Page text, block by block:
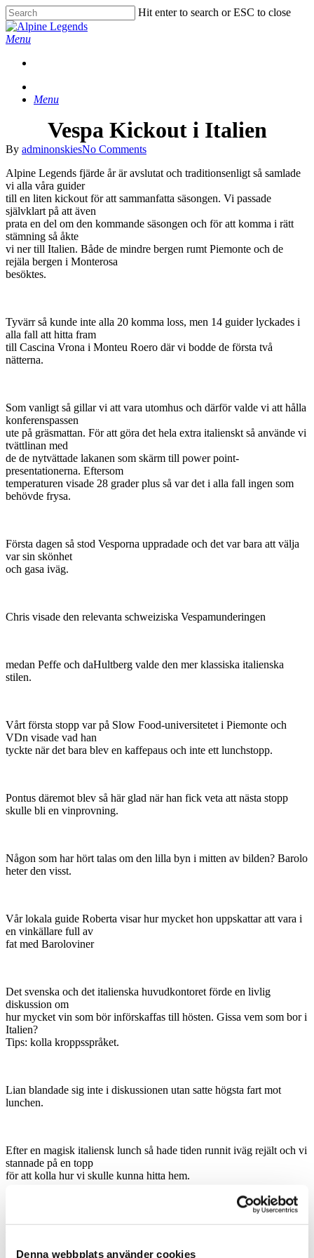
Denna webbplats använder cookies
Skip
to
main
Hit enter to search or ESC to close
Close
Search
Menu
Menu
Vespa Kickout i Italien
By adminonskiesNo Comments
Alpine Legends fjärde år är avslutat och traditionsenligt så samlade
vi alla våra guider
till en liten kickout för att sammanfatta säsongen. Vi passade
självklart på att även
prata en del om den kommande säsongen och för att komma i rätt
stämning så åkte
vi ner till Italien. Både de mindre bergen rumt Piemonte och de
rejäla bergen i Monterosa
besöktes.
Tyvärr så kunde inte alla 20 komma loss, men 14 guider lyckades i
alla fall att hitta fram
till Cascina Vrona i Monteu Roero där vi bodde de första två
nätterna.
Som vanligt så gillar vi att vara utomhus och därför valde vi att hålla
konferenspassen
ute på gräsmattan. För att göra det hela extra italienskt så använde vi
tvättlinan med
de de nytvättade lakanen som skärm till power point-
presentationerna. Eftersom
temperaturen visade 28 grader plus så var det i alla fall ingen som
behövde frysa.
Första dagen så stod Vesporna uppradade och det var bara att välja
var sin skönhet
och gasa iväg.
Chris visade den relevanta schweiziska Vespamunderingen
medan Peffe och daHultberg valde den mer klassiska italienska
stilen.
Vårt första stopp var på Slow Food-universitetet i Piemonte och
VDn visade vad han
tyckte när det bara blev en kaffepaus och inte ett lunchstopp.
Pontus däremot blev så här glad när han fick veta att nästa stopp
skulle bli en vinprovning.
Någon som har hört talas om den lilla byn i mitten av bilden? Barolo
heter den visst.
Vår lokala guide Roberta visar hur mycket hon uppskattar att vara i
en vinkällare full av
fat med Baroloviner
Det svenska och det italienska huvudkontoret förde en livlig
diskussion om
hur mycket vin som bör införskaffas till hösten. Gissa vem som bor i
Italien?
Tips: kolla kroppsspråket.
Lian blandade sig inte i diskussionen utan satte högsta fart mot
lunchen.
Efter en magisk italiensk lunch så hade tiden runnit iväg rejält och vi
stannade på en topp
för att kolla hur vi skulle kunna hitta hem.
Nästa dag så tog vi bilarna upp till Aostadalen där vårt första stopp
mytomspunna Grappadestilleriet som tillverkar vår egen Alpine